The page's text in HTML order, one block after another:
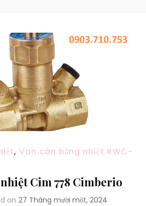
, Van cân bằng nhiệt RWC-
Cim 778 Cimberio
on 27 Tháng mười một, 2024